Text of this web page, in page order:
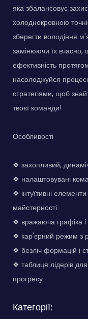
яка збалансовує
холоднокровною
зберегти володіння
замінюючи їх
ефективність
насолоджуйся
стратегіями, щоб
твоєї команди!
Особливості
❖ захопливий,
❖ налаштовувані
❖ інтуїтивні
майстерності
❖ вражаюча графіка
❖ кар'єрний режим з
❖ безліч формацій і
❖ таблиця лідерів
прогресу
Категорії: